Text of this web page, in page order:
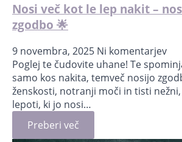
Nosi več kot le lep nakit –
zgodbo 🌟
9 novembra, 2025 Ni komentarjev
Poglej te čudovite uhane! Te
samo kos nakita, temveč nosijo
ženskosti, notranji moči in tisti
lepoti, ki jo nosi…
Preberi več